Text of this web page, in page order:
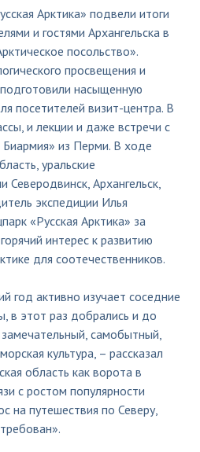
Арктика» подвели итоги
и гостями Архангельска в
посольство».
просвещения и
насыщенную
посетителей визит-центра. В
и лекции и даже встречи с
Биармия» из Перми. В ходе
уральские
Северодвинск, Архангельск,
экспедиции Илья
«Русская Арктика» за
интерес к развитию
для соотечественников.
год активно изучает соседние
в этот раз добрались и до
самобытный,
культура, – рассказал
область как ворота в
с ростом популярности
на путешествия по Северу,